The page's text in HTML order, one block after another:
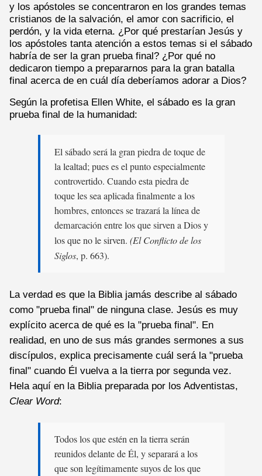
y los apóstoles se concentraron en los grandes temas
cristianos de la salvación, el amor con sacrificio, el
perdón, y la vida eterna. ¿Por qué prestarían Jesús y
los apóstoles tanta atención a estos temas si el sábado
habría de ser la gran prueba final? ¿Por qué no
dedicaron tiempo a prepararnos para la gran batalla
final acerca de en cuál día deberíamos adorar a Dios?
Según la profetisa Ellen White, el sábado es la gran
prueba final de la humanidad:
El sábado será la gran piedra de toque de
la lealtad; pues es el punto especialmente
controvertido. Cuando esta piedra de
toque les sea aplicada finalmente a los
hombres, entonces se trazará la línea de
demarcación entre los que sirven a Dios y
los que no le sirven. (El Conflicto de los
Siglos, p. 663).
La verdad es que la Biblia jamás describe al sábado
como "prueba final" de ninguna clase. Jesús es muy
explícito acerca de qué es la "prueba final". En
realidad, en uno de sus más grandes sermones a sus
discípulos, explica precisamente cuál será la "prueba
final" cuando Él vuelva a la tierra por segunda vez.
Hela aquí en la Biblia preparada por los Adventistas,
Clear Word:
Todos los que estén en la tierra serán
reunidos delante de Él, y separará a los
que son legítimamente suyos de los que